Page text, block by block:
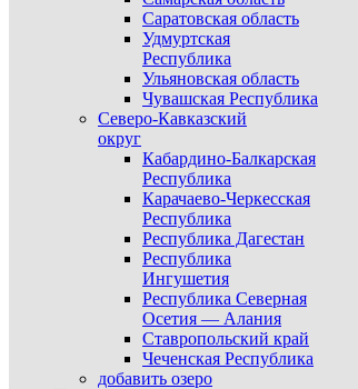
Саратовская область
Удмуртская
Республика
Ульяновская область
Чувашская Республика
Северо-Кавказский
округ
Кабардино-Балкарская
Республика
Карачаево-Черкесская
Республика
Республика Дагестан
Республика
Ингушетия
Республика Северная
Осетия — Алания
Ставропольский край
Чеченская Республика
добавить озеро